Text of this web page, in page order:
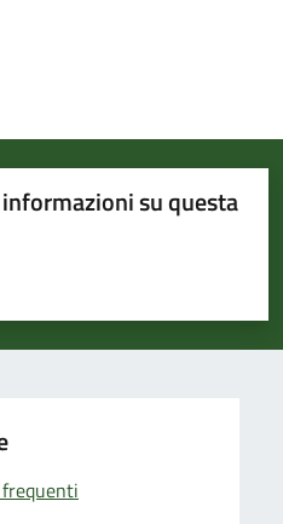
su questa
su 5
5